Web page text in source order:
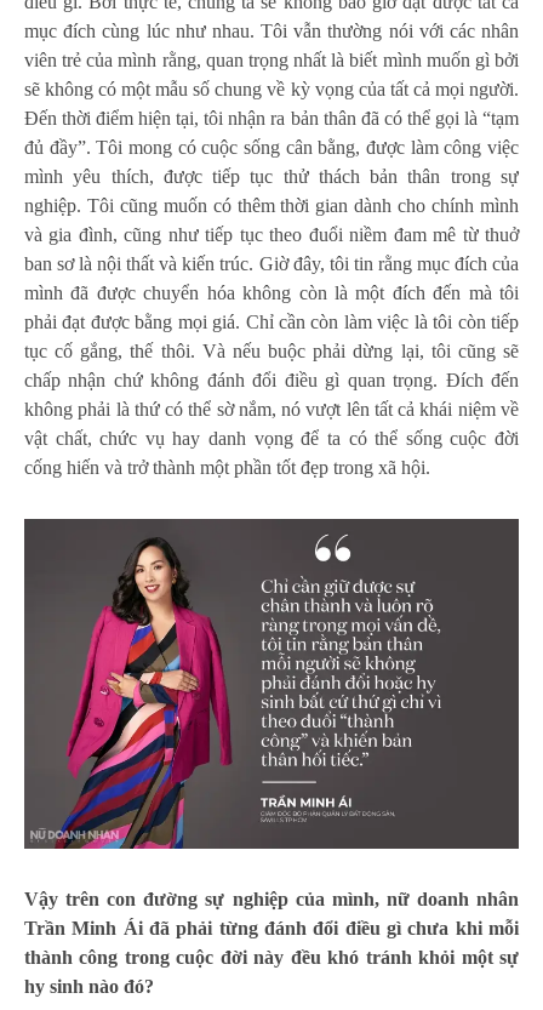
mục đích cùng lúc như nhau. Tôi vẫn thường nói với các nhân
viên trẻ của mình rằng, quan trọng nhất là biết mình muốn gì bởi
sẽ không có một mẫu số chung về kỳ vọng của tất cả mọi người.
Đến thời điểm hiện tại, tôi nhận ra bản thân đã có thể gọi là “tạm
đủ đầy”. Tôi mong có cuộc sống cân bằng, được làm công việc
mình yêu thích, được tiếp tục thử thách bản thân trong sự
nghiệp. Tôi cũng muốn có thêm thời gian dành cho chính mình
và gia đình, cũng như tiếp tục theo đuổi niềm đam mê từ thuở
ban sơ là nội thất và kiến trúc. Giờ đây, tôi tin rằng mục đích của
mình đã được chuyển hóa không còn là một đích đến mà tôi
phải đạt được bằng mọi giá. Chỉ cần còn làm việc là tôi còn tiếp
tục cố gắng, thế thôi. Và nếu buộc phải dừng lại, tôi cũng sẽ
chấp nhận chứ không đánh đổi điều gì quan trọng. Đích đến
không phải là thứ có thể sờ nắm, nó vượt lên tất cả khái niệm về
vật chất, chức vụ hay danh vọng để ta có thể sống cuộc đời
cống hiến và trở thành một phần tốt đẹp trong xã hội.
Vậy trên con đường sự nghiệp của mình, nữ doanh nhân
Trần Minh Ái đã phải từng đánh đổi điều gì chưa khi mỗi
thành công trong cuộc đời này đều khó tránh khỏi một sự
hy sinh nào đó?